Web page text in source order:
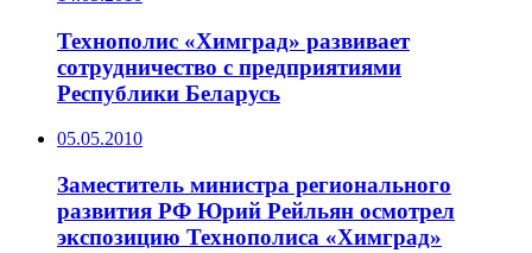
Технополис «Химград» развивает
сотрудничество с предприятиями
Республики Беларусь
05.05.2010
Заместитель министра регионального
развития РФ Юрий Рейльян осмотрел
экспозицию Технополиса «Химград»